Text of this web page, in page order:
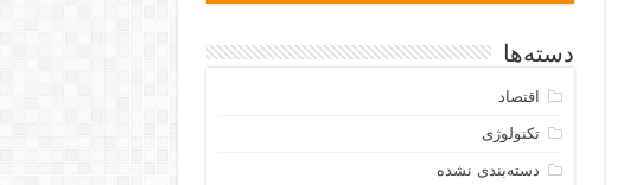
دسته‌ها
اقتصاد
تکنولوژی
دسته‌بندی نشده